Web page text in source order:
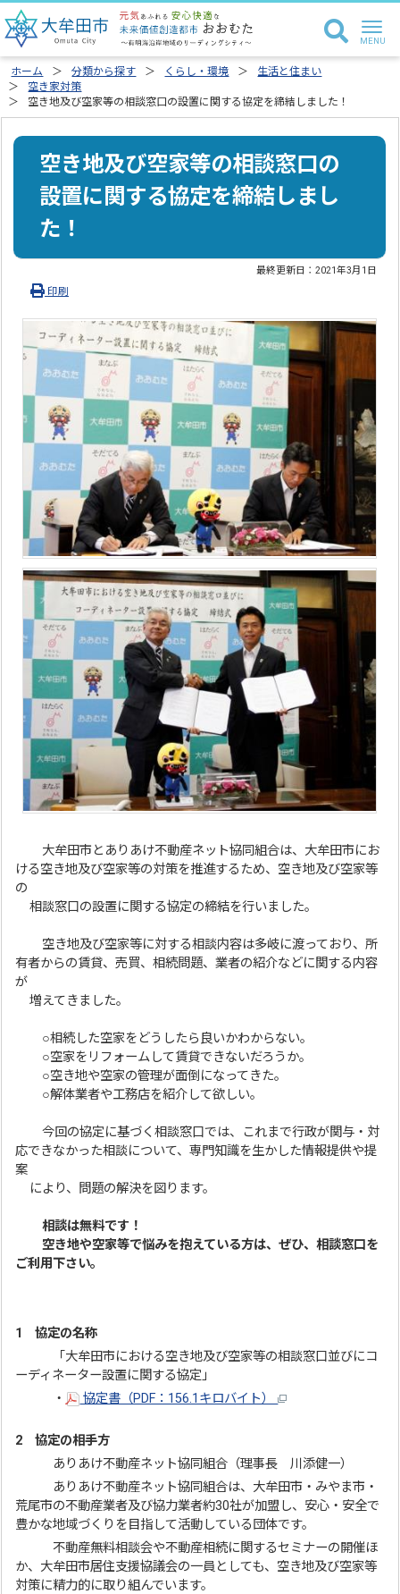
ホーム 分類から探す くらし・環境
生活と住まい
空き家対策
空き地及び空家等の相談窓口の設置に関する協定を締結しました！
空き地及び空家等の相談窓口の
設置に関する協定を締結しまし
た！
最終更新日：2021年3月1日
印刷
大牟田市とありあけ不動産ネット協同組合は、大牟田市にお
ける空き地及び空家等の対策を推進するため、空き地及び空家等
の
相談窓口の設置に関する協定の締結を行いました。
空き地及び空家等に対する相談内容は多岐に渡っており、所
有者からの賃貸、売買、相続問題、業者の紹介などに関する内容
が
増えてきました。
○相続した空家をどうしたら良いかわからない。
○空家をリフォームして賃貸できないだろうか。
○空き地や空家の管理が面倒になってきた。
○解体業者や工務店を紹介して欲しい。
今回の協定に基づく相談窓口では、これまで行政が関与・対
応できなかった相談について、専門知識を生かした情報提供や提
案
により、問題の解決を図ります。
相談は無料です！
空き地や空家等で悩みを抱えている方は、ぜひ、相談窓口を
ご利用下さい。
1 協定の名称
「大牟田市における空き地及び空家等の相談窓口並びにコ
ーディネーター設置に関する協定」
・
協定書（PDF：156.1キロバイト）
2 協定の相手方
ありあけ不動産ネット協同組合（理事長 川添健一）
ありあけ不動産ネット協同組合は、大牟田市・みやま市・
荒尾市の不動産業者及び協力業者約30社が加盟し、安心・安全で
豊かな地域づくりを目指して活動している団体です。
不動産無料相談会や不動産相続に関するセミナーの開催ほ
か、大牟田市居住支援協議会の一員としても、空き地及び空家等
対策に精力的に取り組んでいます。